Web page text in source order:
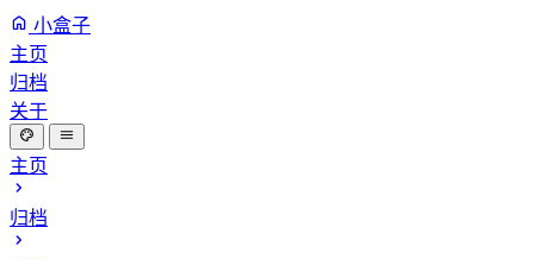
小盒子
主页
归档
关于
主页
归档